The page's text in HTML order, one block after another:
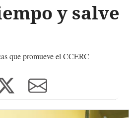
y salve
que promueve el CCERC